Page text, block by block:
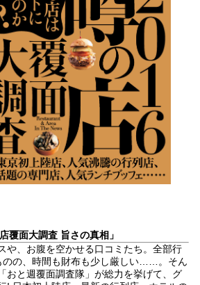
店覆面大調査 旨さの真相」
や、お腹を空かせる口コミたち。全部行
のの、時間も財布も少し厳しい……。そん
おと週覆面調査隊」が総力を挙げて、グ